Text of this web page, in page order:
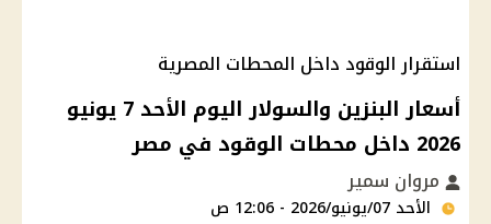
استقرار الوقود داخل المحطات المصرية
أسعار البنزين والسولار اليوم الأحد 7 يونيو
2026 داخل محطات الوقود في مصر
مروان سمير
الأحد 07/يونيو/2026 - 12:06 ص